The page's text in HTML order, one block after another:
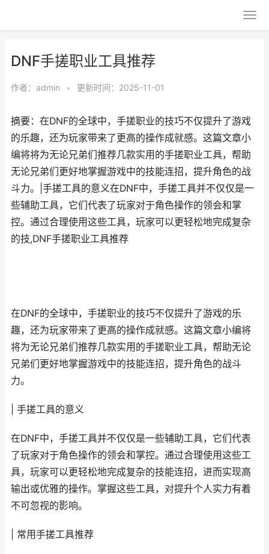
DNF手搓职业工具推荐
作者： admin • 更新时间：2025-11-01
摘要：在DNF的全球中，手搓职业的技巧不仅提升了游戏
的乐趣，还为玩家带来了更高的操作成就感。这篇文章小
编将将为无论兄弟们推荐几款实用的手搓职业工具，帮助
无论兄弟们更好地掌握游戏中的技能连招，提升角色的战
斗力。|手搓工具的意义在DNF中，手搓工具并不仅仅是一
些辅助工具，它们代表了玩家对于角色操作的领会和掌
控。通过合理使用这些工具，玩家可以更轻松地完成复杂
的技,DNF手搓职业工具推荐
在DNF的全球中，手搓职业的技巧不仅提升了游戏的乐
趣，还为玩家带来了更高的操作成就感。这篇文章小编将
将为无论兄弟们推荐几款实用的手搓职业工具，帮助无论
兄弟们更好地掌握游戏中的技能连招，提升角色的战斗
力。
| 手搓工具的意义
在DNF中，手搓工具并不仅仅是一些辅助工具，它们代表
了玩家对于角色操作的领会和掌控。通过合理使用这些工
具，玩家可以更轻松地完成复杂的技能连招，进而实现高
输出或优雅的操作。掌握这些工具，对提升个人实力有着
不可忽视的影响。
| 常用手搓工具推荐